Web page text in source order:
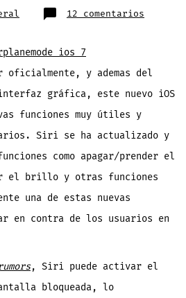
12 comentarios
que
permite
apagar
Buscar
la
oficialmente, y ademas del
gráfica, este nuevo iOS
funciones muy útiles y
Siri se ha actualizado y
como apagar/prender el
el brillo y otras funciones
una de estas nuevas
en contra de los usuarios en
, Siri puede activar el
bloqueada, lo